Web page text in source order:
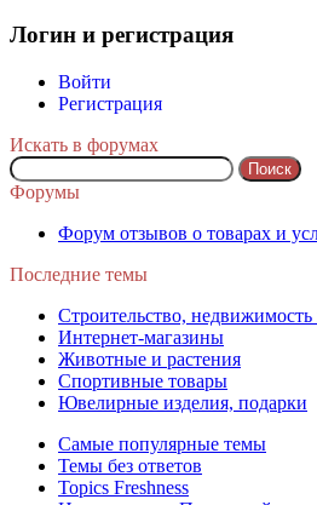
Логин и регистрация
Войти
Регистрация
Искать в форумах
Поиск:
Форумы
Форум отзывов о товарах и
Последние темы
Строительство,
Интернет-магазины
Животные и растения
Спортивные товары
Ювелирные изделия, подарки
Самые популярные темы
Темы без ответов
Topics Freshness